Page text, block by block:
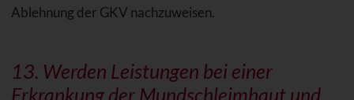
Ablehnung der GKV nachzuweisen.
13. Werden Leistungen bei einer
Erkrankung der Mundschleimhaut und